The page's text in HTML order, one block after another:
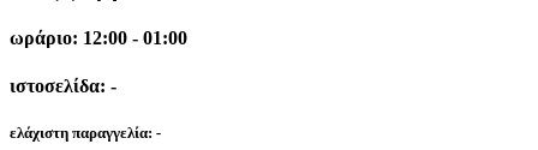
ωράριο: 12:00 - 01:00
ιστοσελίδα: -
ελάχιστη παραγγελία: -